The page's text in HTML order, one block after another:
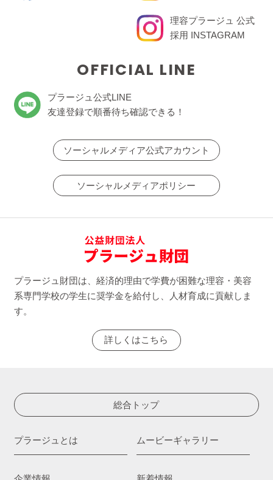
理容プラージュ 公式
採用 INSTAGRAM
OFFICIAL LINE
プラージュ公式LINE
友達登録で順番待ち確認できる！
ソーシャルメディア公式アカウント
ソーシャルメディアポリシー
プラージュ財団は、経済的理由で学費が困難な理容・美容
系専門学校の学生に奨学金を給付し、人材育成に貢献しま
す。
詳しくはこちら
総合トップ
プラージュとは ムービーギャラリー